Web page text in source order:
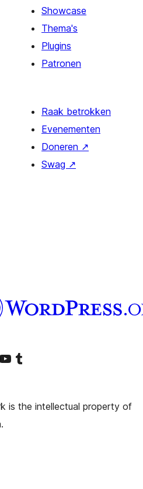
Showcase
Thema's
Plugins
Patronen
Raak betrokken
Evenementen
Doneren ↗
Swag ↗
account
TikTok account
Bezoek ons YouTube kanaalBezoek ons Tumblr account
is the intellectual property of